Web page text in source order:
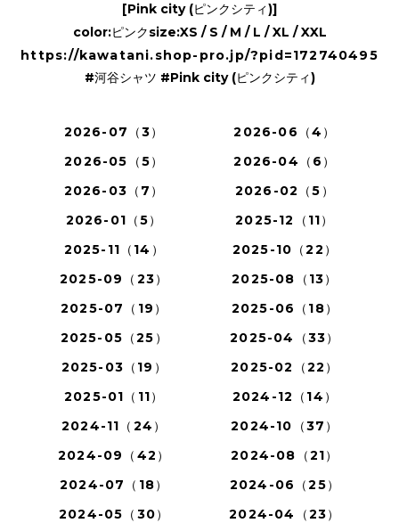
[Pink city (ピンクシティ)]
color:ピンクsize:XS / S / M / L / XL / XXL
https://kawatani.shop-pro.jp/?pid=172740495
#河谷シャツ #Pink city (ピンクシティ)
2026-07（3）
2026-06（4）
2026-05（5）
2026-04（6）
2026-03（7）
2026-02（5）
2026-01（5）
2025-12（11）
2025-11（14）
2025-10（22）
2025-09（23）
2025-08（13）
2025-07（19）
2025-06（18）
2025-05（25）
2025-04（33）
2025-03（19）
2025-02（22）
2025-01（11）
2024-12（14）
2024-11（24）
2024-10（37）
2024-09（42）
2024-08（21）
2024-07（18）
2024-06（25）
2024-05（30）
2024-04（23）